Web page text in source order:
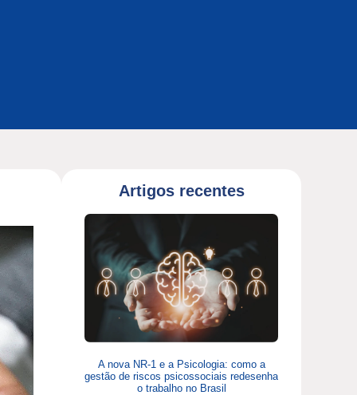
Artigos recentes
A nova NR-1 e a Psicologia: como a
gestão de riscos psicossociais redesenha
o trabalho no Brasil